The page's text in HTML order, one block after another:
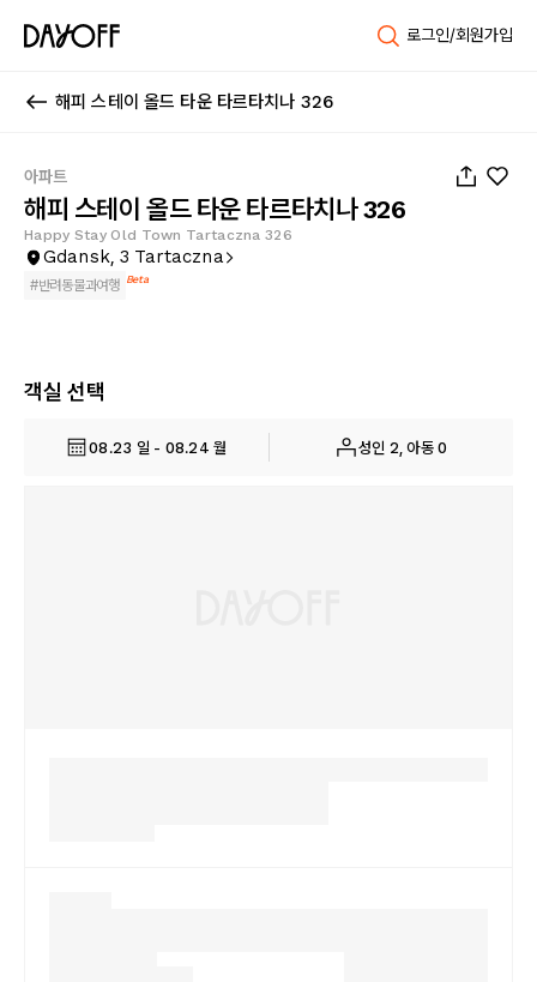
로그인/회원가입
해피 스테이 올드 타운 타르타치나 326
아파트
해피 스테이 올드 타운 타르타치나 326
Happy Stay Old Town Tartaczna 326
Gdansk, 3 Tartaczna
#반려동물과여행 Beta
객실 선택
08.23 일 - 08.24 월 성인 2, 아동 0